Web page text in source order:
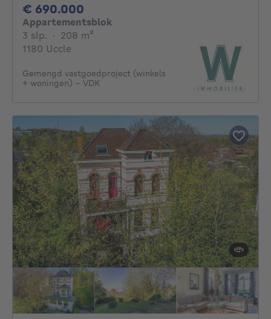
€ 690.000
Appartementsblok
3 slp. 3 slaapkamers
· 208 m²
1180 Uccle
Gemengd vastgoedproject (winkels
+ woningen) - VDK